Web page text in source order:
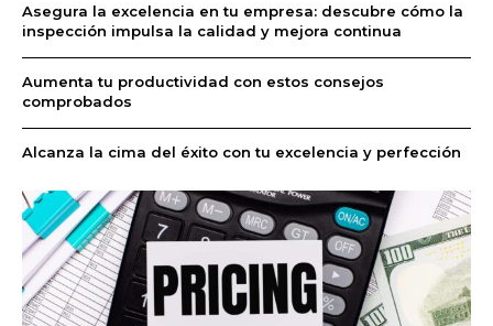
Asegura la excelencia en tu empresa: descubre cómo la
inspección impulsa la calidad y mejora continua
Aumenta tu productividad con estos consejos
comprobados
Alcanza la cima del éxito con tu excelencia y perfección